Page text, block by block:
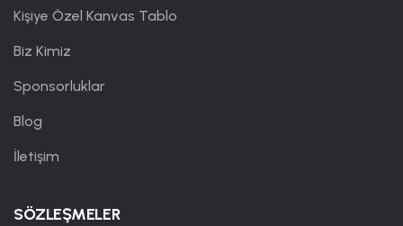
Kişiye Özel Kanvas Tablo
Biz Kimiz
Sponsorluklar
Blog
İletişim
SÖZLEŞMELER